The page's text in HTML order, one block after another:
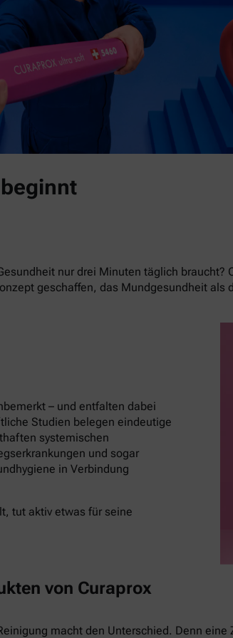
nur drei Minuten täglich braucht?
geschaffen, das Mundgesundheit
– und entfalten dabei
Studien belegen eindeutige
systemischen
und sogar
in Verbindung
tut aktiv etwas für seine
von Curaprox
macht den Unterschied. Denn eine